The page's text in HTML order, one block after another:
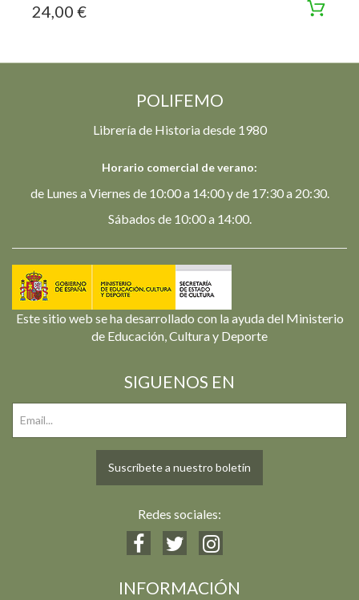
24,00 €
POLIFEMO
Librería de Historia desde 1980
Horario comercial de verano:
de Lunes a Viernes de 10:00 a 14:00 y de 17:30 a 20:30.
Sábados de 10:00 a 14:00.
Este sitio web se ha desarrollado con la ayuda del Ministerio
de Educación, Cultura y Deporte
SIGUENOS EN
Suscríbete a nuestro boletín
Redes sociales:
INFORMACIÓN